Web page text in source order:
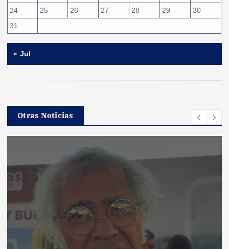
24
25 26 27 28 29
30
31
« Jul
Otras Noticias